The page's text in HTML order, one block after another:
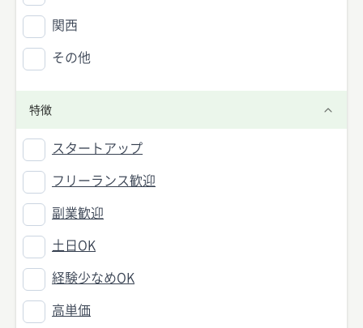
関西
その他
特徴
スタートアップ
フリーランス歓迎
副業歓迎
土日OK
経験少なめOK
高単価